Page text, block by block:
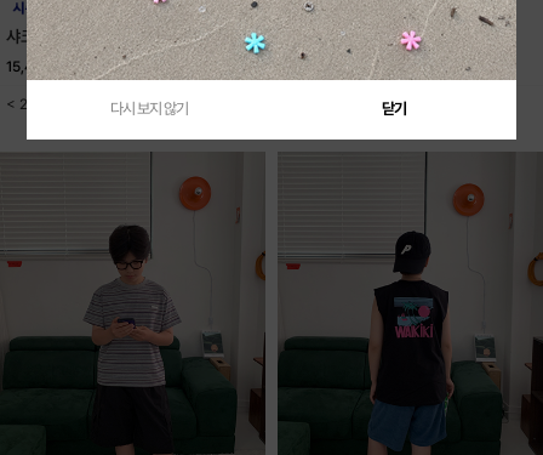
샤크반팔티셔츠
15,400원 22,000원
< 2color / S-JXL(5XL) >
USA스타반팔티셔츠
16,700원 23,800원
< 2color / S-JXL(5XL) >
다시 보지 않기 닫기